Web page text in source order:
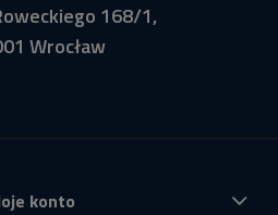
168/1,
Wrocław
konto